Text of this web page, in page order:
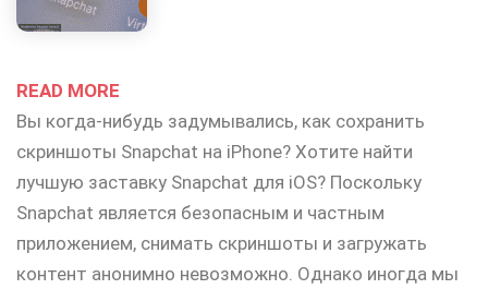
READ MORE
Вы когда-нибудь задумывались, как сохранить
скриншоты Snapchat на iPhone? Хотите найти
лучшую заставку Snapchat для iOS? Поскольку
Snapchat является безопасным и частным
приложением, снимать скриншоты и загружать
контент анонимно невозможно. Однако иногда мы